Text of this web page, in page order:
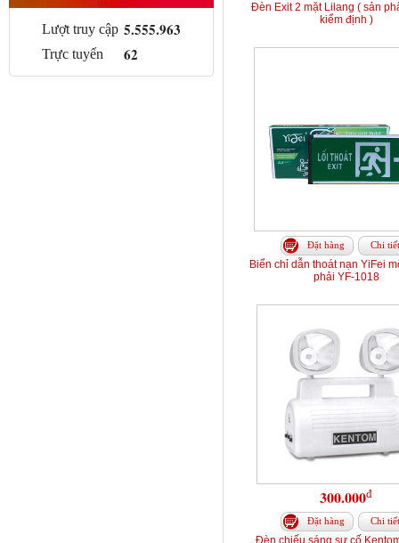
Lượt truy cập 5.555.963
Trực tuyến 62
Đèn Exit 2 mặt Lilang ( sản
kiểm định )
Đặt hàng Chi tiết
Biển chỉ dẫn thoát nạn YiFei
phải YF-1018
300.000đ
Đặt hàng Chi tiết
Đèn chiếu sáng sự cố